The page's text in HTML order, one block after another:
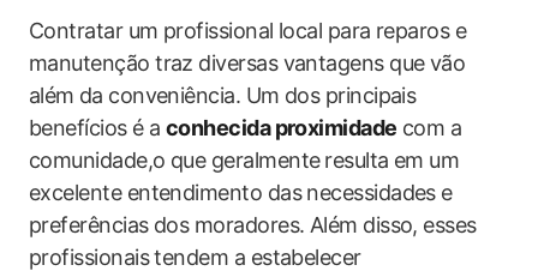
Contratar‌ um profissional local ‌para reparos ‍e
manutenção traz diversas vantagens que vão
além⁤ da​ conveniência. Um dos principais
benefícios é​ a conhecida‌ proximidade com a
comunidade,o que geralmente ⁢resulta em um
excelente entendimento das necessidades e⁢
preferências dos moradores. Além disso, esses
profissionais tendem a ‌estabelecer